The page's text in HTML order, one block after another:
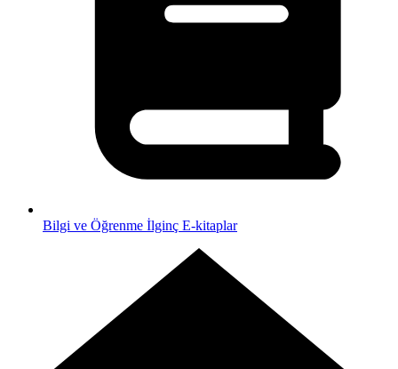
Bilgi ve Öğrenme İlginç E-kitaplar